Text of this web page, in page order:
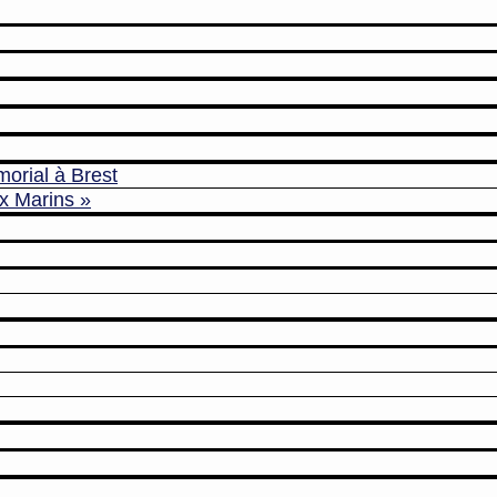
à Brest
Marins »